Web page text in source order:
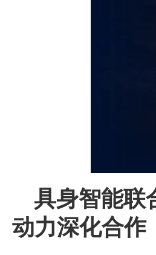
具身智能联
动力深化合作